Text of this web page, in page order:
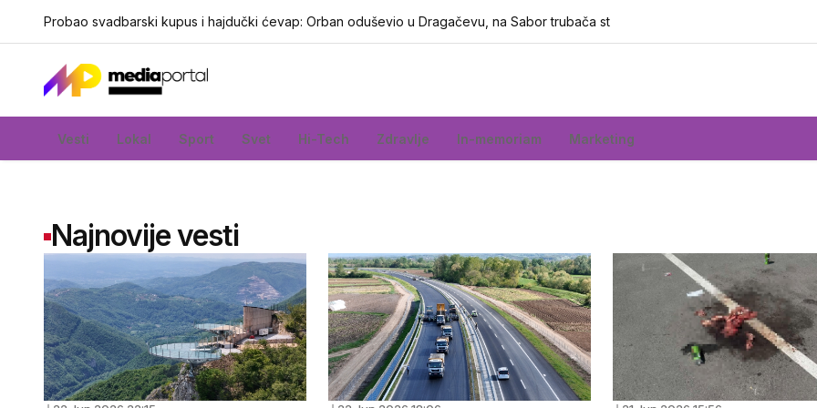
Probao svadbarski kupus i hajdučki ćevap: Orban oduševio u Dragačevu, na Sabor trubača stigao bez pompe i t
Vesti Lokal Sport Svet Hi-Tech Zdravlje In-memoriam Marketing
Najnovije vesti